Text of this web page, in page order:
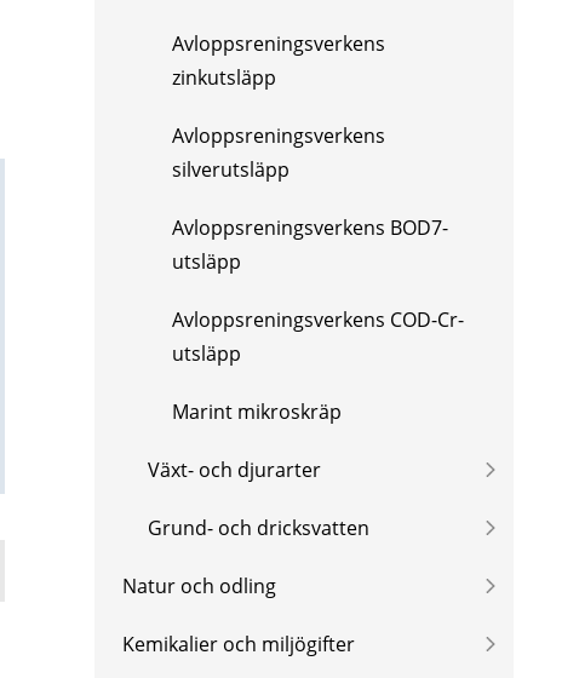
Avloppsreningsverkens
zinkutsläpp
Avloppsreningsverkens
silverutsläpp
Avloppsreningsverkens BOD7-
utsläpp
Avloppsreningsverkens COD-Cr-
utsläpp
Marint mikroskräp
Växt- och djurarter
Grund- och dricksvatten
Natur och odling
Kemikalier och miljögifter